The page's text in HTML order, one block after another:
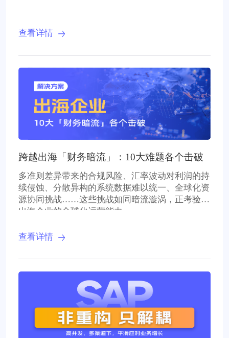
查看详情
跨越出海「财务暗流」：10大难题各个击破
多准则差异带来的合规风险、汇率波动对利润的持
续侵蚀、分散异构的系统数据难以统一、全球化资
源协同挑战……这些挑战如同暗流漩涡，正考验着
出海企业的全球化运营能力
查看详情